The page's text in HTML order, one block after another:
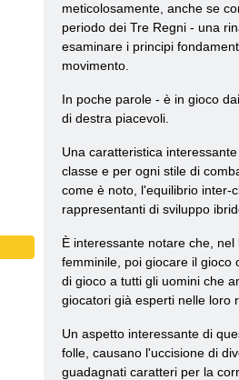
meticolosamente, anche se
periodo dei Tre Regni - una
esaminare i principi
movimento.
In poche parole - è in gioco
di destra piacevoli.
Una caratteristica
classe e per ogni stile di
come è noto, l'equilibrio inter-
rappresentanti di sviluppo
È interessante notare che,
femminile, poi giocare il gioco
di gioco a tutti gli uomini che
giocatori già esperti nelle loro
Un aspetto interessante di
folle, causano l'uccisione di
guadagnati caratteri per la